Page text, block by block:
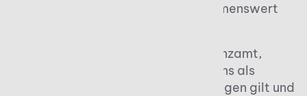
Zunächst wird der Unternehmenswert
Anschließend prüft das Finanzamt,
welcher Anteil des Vermögens als
begünstigtes Betriebsvermögen gilt und